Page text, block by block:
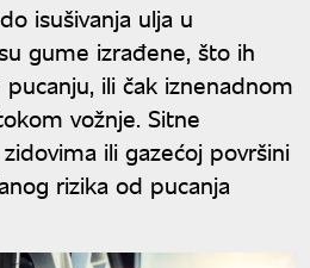
isušivanja ulja u
gume izrađene, što ih
ili čak iznenadnom
vožnje. Sitne
ili gazećoj površini
rizika od pucanja